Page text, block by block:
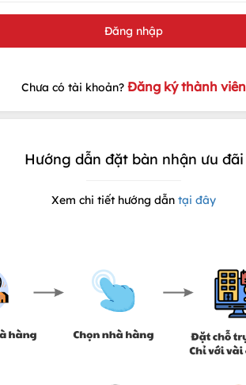
Chưa có tài khoản? Đăng ký thành viên
Hướng dẫn đặt bàn nhận ưu đãi
Xem chi tiết hướng dẫn tại đây